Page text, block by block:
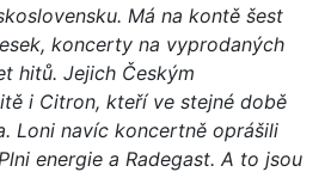
Má na kontě šest
koncerty na vyprodaných
hitů. Jejich Českým
i Citron, kteří ve stejné době
Loni navíc koncertně oprášili
energie a Radegast. A to jsou